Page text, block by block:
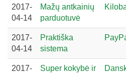
2017-
04-14
Mažų antkainių
parduotuvė
2017-
04-14
Praktiška
sistema
2017-
Super kokybė ir